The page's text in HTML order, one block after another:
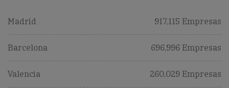
Madrid 917,115 Empresas
Barcelona 696,996 Empresas
Valencia 260,029 Empresas